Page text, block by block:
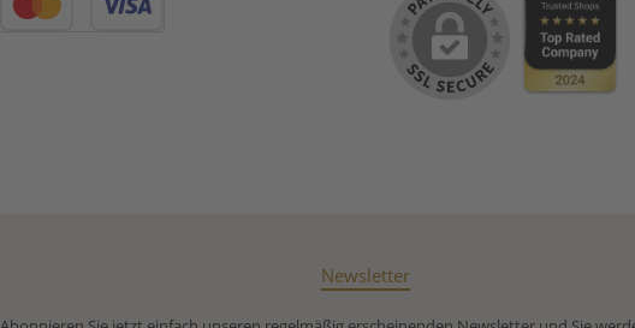
Newsletter